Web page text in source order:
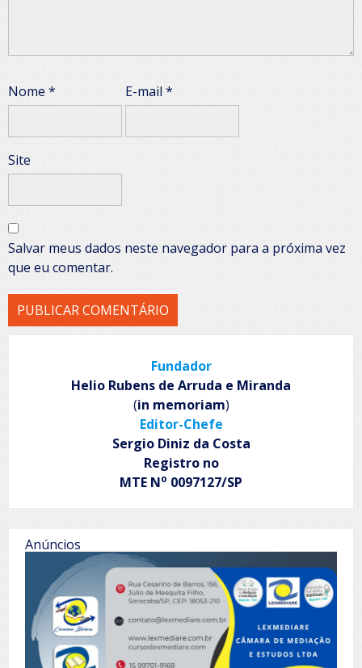
Nome * E-mail *
Site
Salvar meus dados neste navegador para a próxima vez
que eu comentar.
Fundador
Helio Rubens de Arruda e Miranda
(in memoriam)
Editor-Chefe
Sergio Diniz da Costa
Registro no
MTE No 0097127/SP
Anúncios